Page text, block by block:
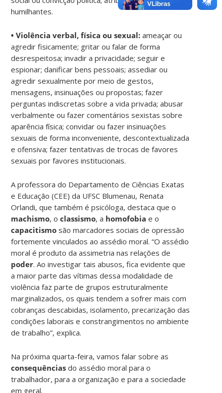
humilhantes.
• Violência verbal, física ou sexual: ameaçar ou
agredir fisicamente; gritar ou falar de forma
desrespeitosa; invadir a privacidade; seguir e
espionar; danificar bens pessoais; assediar ou
agredir sexualmente por meio de gestos,
mensagens, insinuações ou propostas; fazer
perguntas indiscretas sobre a vida privada; abusar
verbalmente ou fazer comentários sexistas sobre
aparência física; convidar ou fazer insinuações
sexuais de forma inconveniente, descontextualizada
e ofensiva; fazer tentativas de trocas de favores
sexuais por favores institucionais.
A professora do Departamento de Ciências Exatas
e Educação (CEE) da UFSC Blumenau, Renata
Orlandi, que também é psicóloga, destaca que o
machismo, oclassismo, a homofobia e o
capacitismo são marcadores sociais de opressão
fortemente vinculados ao assédio moral. “O assédio
moral é produto da assimetria nas relações de
poder. Ao investigar tais abusos, fica evidente que
a maior parte das vítimas dessa modalidade de
violência faz parte de grupos estruturalmente
marginalizados, os quais tendem a sofrer mais com
cobranças descabidas, isolamento, precarização das
condições laborais e constrangimentos no ambiente
de trabalho”, explica.
Na próxima quarta-feira, vamos falar sobre as
consequências do assédio moral para o
trabalhador, para a organização e para a sociedade
em geral.